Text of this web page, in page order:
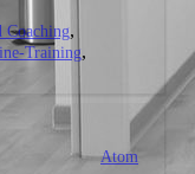
Coaching
Training
Atom